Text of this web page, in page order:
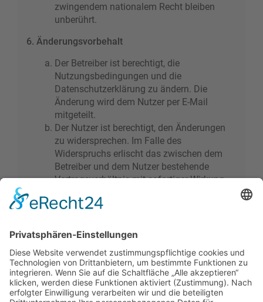
zwingendem nationalem Recht bleiben
unberührt.
6. Änderungsvorbehalt
Der Betreiber ist berechtigt, die
Nutzungsbedingungen und die
Datenschutzerklärung zu ändern. Die
Änderung wird dem Nutzer per E-Mail
mitgeteilt.
Der Nutzer ist berechtigt, den Änderungen
zu widersprechen. Im Falle des
Widerspruchs erlischt das zwischen dem
Betreiber und dem Nutzer bestehende
Vertragsverhältnis mit sofortiger Wirkung.
verbindlich, wenn der Nutzer den
Informationen über den Umgang mit deinen
persönlichen Daten sind in der
Datenschutzerklärung enthalten.